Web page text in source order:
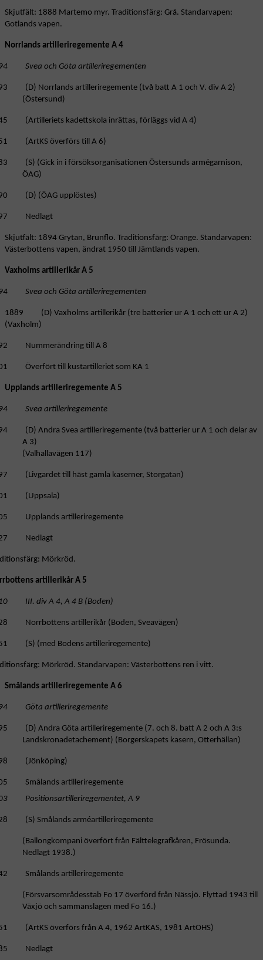
Skjutfält: 1888 Martemo myr. Traditionsfärg: Grå. Standarvapen:
Gotlands vapen.
Norrlands artilleriregemente A 4
Svea och Göta artilleriregementen
(D) Norrlands artilleriregemente (två batt A 1 och V. div A 2)
(Östersund)
(Artilleriets kadettskola inrättas, förläggs vid A 4)
(ArtKS överförs till A 6)
(S) (Gick in i försöksorganisationen Östersunds armégarnison,
ÖAG)
(D) (ÖAG upplöstes)
Nedlagt
Skjutfält: 1894 Grytan, Brunflo. Traditionsfärg: Orange. Standarvapen:
Västerbottens vapen, ändrat 1950 till Jämtlands vapen.
Vaxholms artillerikår A 5
Svea och Göta artilleriregementen
1889 (D) Vaxholms artillerikår (tre batterier ur A 1 och ett ur A 2)
(Vaxholm)
Nummerändring till A 8
Överfört till kustartilleriet som KA 1
Upplands artilleriregemente A 5
Svea artilleriregemente
(D) Andra Svea artilleriregemente (två batterier ur A 1 och delar av
A 3)
(Valhallavägen 117)
(Livgardet till häst gamla kaserner, Storgatan)
(Uppsala)
Upplands artilleriregemente
Nedlagt
Mörkröd.
artillerikår A 5
III. div A 4, A 4 B (Boden)
Norrbottens artillerikår (Boden, Sveavägen)
(S) (med Bodens artilleriregemente)
Mörkröd. Standarvapen: Västerbottens ren i vitt.
Smålands artilleriregemente A 6
Göta artilleriregemente
(D) Andra Göta artilleriregemente (7. och 8. batt A 2 och A 3:s
Landskronadetachement) (Borgerskapets kasern, Otterhällan)
(Jönköping)
Smålands artilleriregemente
Positionsartilleriregementet, A 9
(S) Smålands arméartilleriregemente
överfört från Fälttelegrafkåren, Frösunda.
Nedlagt 1938.)
Smålands artilleriregemente
Fo 17 överförd från Nässjö. Flyttad 1943 till
Växjö och sammanslagen med Fo 16.)
(ArtKS överförs från A 4, 1962 ArtKAS, 1981 ArtOHS)
Nedlagt